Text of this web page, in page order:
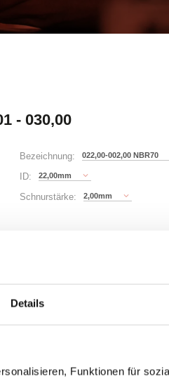
Details
Funktionen für
- 030,00
Bezeichnung: 022,00-002,00 NBR70
ID: 22,00mm
Schnurstärke: 2,00mm